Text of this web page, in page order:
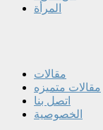
المرأة
مقالات
مقالات متميزه
اتصل بنا
الخصوصية